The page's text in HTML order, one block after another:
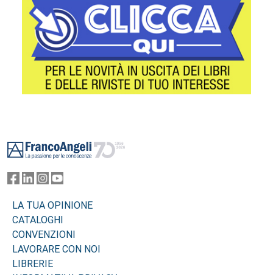
LA TUA OPINIONE
CATALOGHI
CONVENZIONI
LAVORARE CON NOI
LIBRERIE